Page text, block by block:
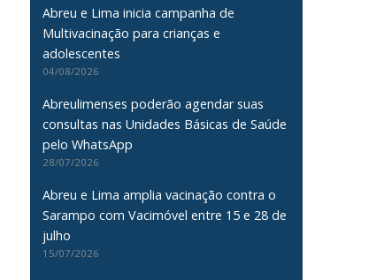
Abreu e Lima inicia campanha de
Multivacinação para crianças e
adolescentes
04/08/2026
Abreulimenses poderão agendar suas
consultas nas Unidades Básicas de Saúde
pelo WhatsApp
28/07/2026
Abreu e Lima amplia vacinação contra o
Sarampo com Vacimóvel entre 15 e 28 de
julho
15/07/2026